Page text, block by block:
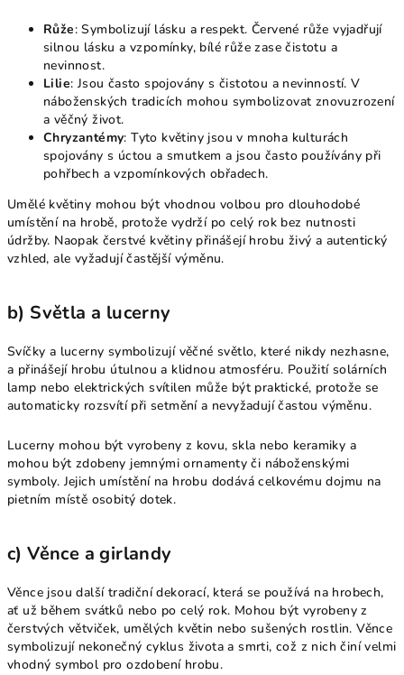
Růže: Symbolizují lásku a respekt. Červené růže vyjadřují
silnou lásku a vzpomínky, bílé růže zase čistotu a
nevinnost.
Lilie: Jsou často spojovány s čistotou a nevinností. V
náboženských tradicích mohou symbolizovat znovuzrození
a věčný život.
Chryzantémy: Tyto květiny jsou v mnoha kulturách
spojovány s úctou a smutkem a jsou často používány při
pohřbech a vzpomínkových obřadech.
Umělé květiny mohou být vhodnou volbou pro dlouhodobé
umístění na hrobě, protože vydrží po celý rok bez nutnosti
údržby. Naopak čerstvé květiny přinášejí hrobu živý a autentický
vzhled, ale vyžadují častější výměnu.
b) Světla a lucerny
Svíčky a lucerny symbolizují věčné světlo, které nikdy nezhasne,
a přinášejí hrobu útulnou a klidnou atmosféru. Použití solárních
lamp nebo elektrických svítilen může být praktické, protože se
automaticky rozsvítí při setmění a nevyžadují častou výměnu.
Lucerny mohou být vyrobeny z kovu, skla nebo keramiky a
mohou být zdobeny jemnými ornamenty či náboženskými
symboly. Jejich umístění na hrobu dodává celkovému dojmu na
pietním místě osobitý dotek.
c) Věnce a girlandy
Věnce jsou další tradiční dekorací, která se používá na hrobech,
ať už během svátků nebo po celý rok. Mohou být vyrobeny z
čerstvých větviček, umělých květin nebo sušených rostlin. Věnce
symbolizují nekonečný cyklus života a smrti, což z nich činí velmi
vhodný symbol pro ozdobení hrobu.